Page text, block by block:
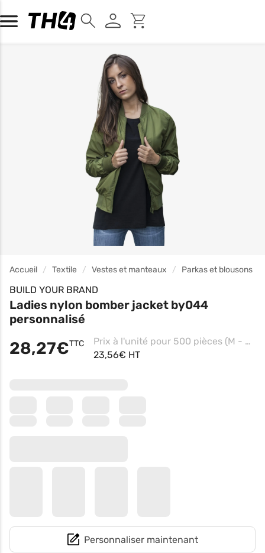
Accueil Textile Vestes et manteaux Parkas et blousons
BUILD YOUR BRAND
Ladies nylon bomber jacket by044
personnalisé
28,27€TTC
Prix à l'unité pour 500 pièces (M - Black, Impression coeur)
23,56€ HT
Personnaliser maintenant